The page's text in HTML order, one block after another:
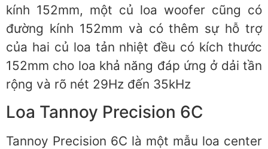
kính 152mm, một củ loa woofer cũng có
đường kính 152mm và có thêm sự hỗ trợ
của hai củ loa tản nhiệt đều có kích thước
152mm cho loa khả năng đáp ứng ở dải tần
rộng và rõ nét 29Hz đến 35kHz
Loa Tannoy Precision 6C
Tannoy Precision 6C là một mẫu loa center